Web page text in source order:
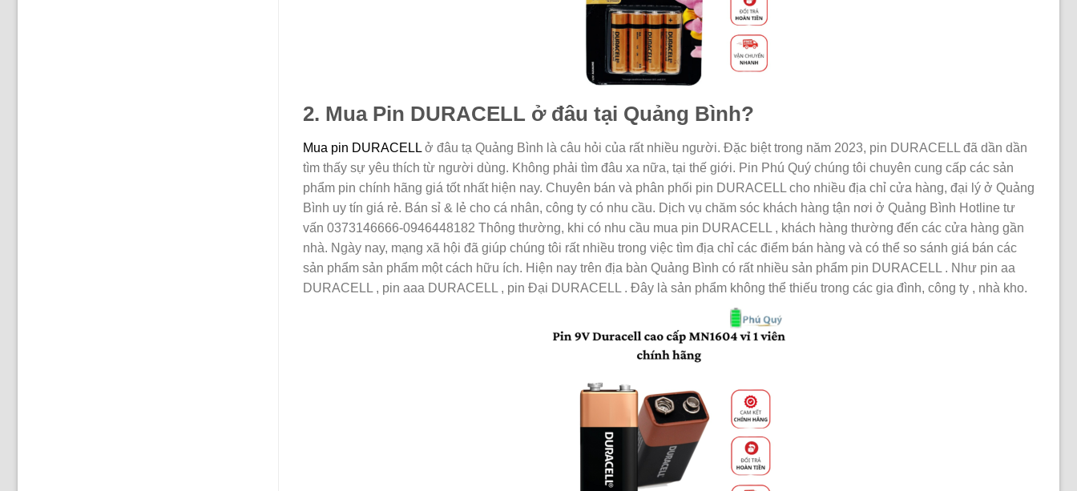
2. Mua Pin DURACELL ở đâu tại Quảng Bình?
Mua pin DURACELL ở đâu tạ Quảng Bình là câu hỏi của rất nhiều người. Đặc biệt trong năm 2023, pin DURACELL đã dần dần
tìm thấy sự yêu thích từ người dùng. Không phải tìm đâu xa nữa, tại thế giới. Pin Phú Quý chúng tôi chuyên cung cấp các sản
phẩm pin chính hãng giá tốt nhất hiện nay. Chuyên bán và phân phối pin DURACELL cho nhiều địa chỉ cửa hàng, đại lý ở Quảng
Bình uy tín giá rẻ. Bán sỉ & lẻ cho cá nhân, công ty có nhu cầu. Dịch vụ chăm sóc khách hàng tận nơi ở Quảng Bình Hotline tư
vấn 0373146666-0946448182 Thông thường, khi có nhu cầu mua pin DURACELL , khách hàng thường đến các cửa hàng gần
nhà. Ngày nay, mạng xã hội đã giúp chúng tôi rất nhiều trong việc tìm địa chỉ các điểm bán hàng và có thể so sánh giá bán các
sản phẩm sản phẩm một cách hữu ích. Hiện nay trên địa bàn Quảng Bình có rất nhiều sản phẩm pin DURACELL . Như pin aa
DURACELL , pin aaa DURACELL , pin Đại DURACELL . Đây là sản phẩm không thể thiếu trong các gia đình, công ty , nhà kho.